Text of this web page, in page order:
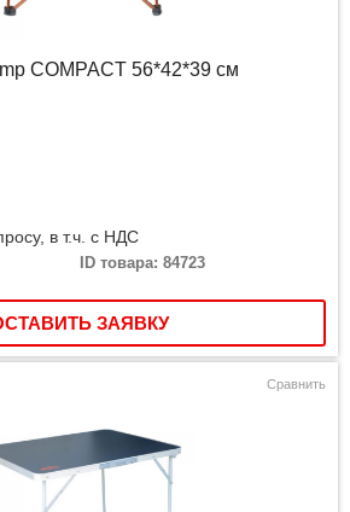
COMPACT 56*42*39 см
в т.ч. с НДС
ID товара: 84723
ЗАЯВКУ
Сравнить